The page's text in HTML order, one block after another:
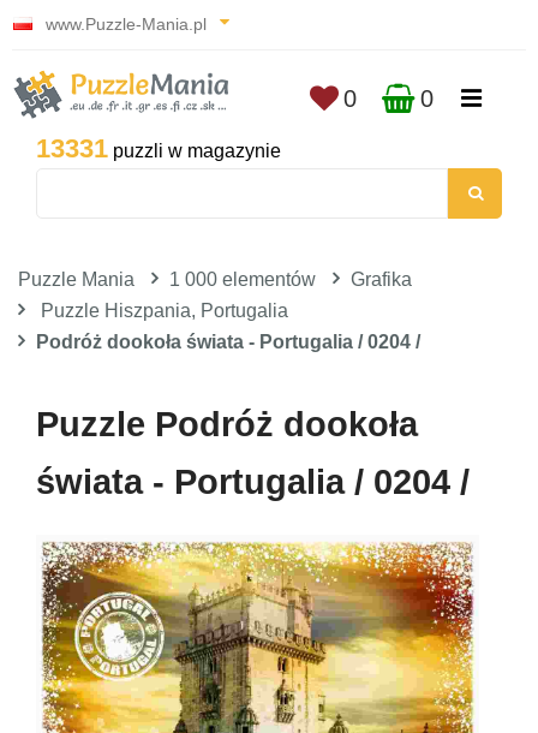
www.Puzzle-Mania.pl
13331 puzzli w magazynie
0 0
Puzzle Mania 1 000 elementów
Grafika
Puzzle Hiszpania, Portugalia
Podróż dookoła świata - Portugalia / 0204 /
Puzzle Podróż dookoła
świata - Portugalia / 0204 /